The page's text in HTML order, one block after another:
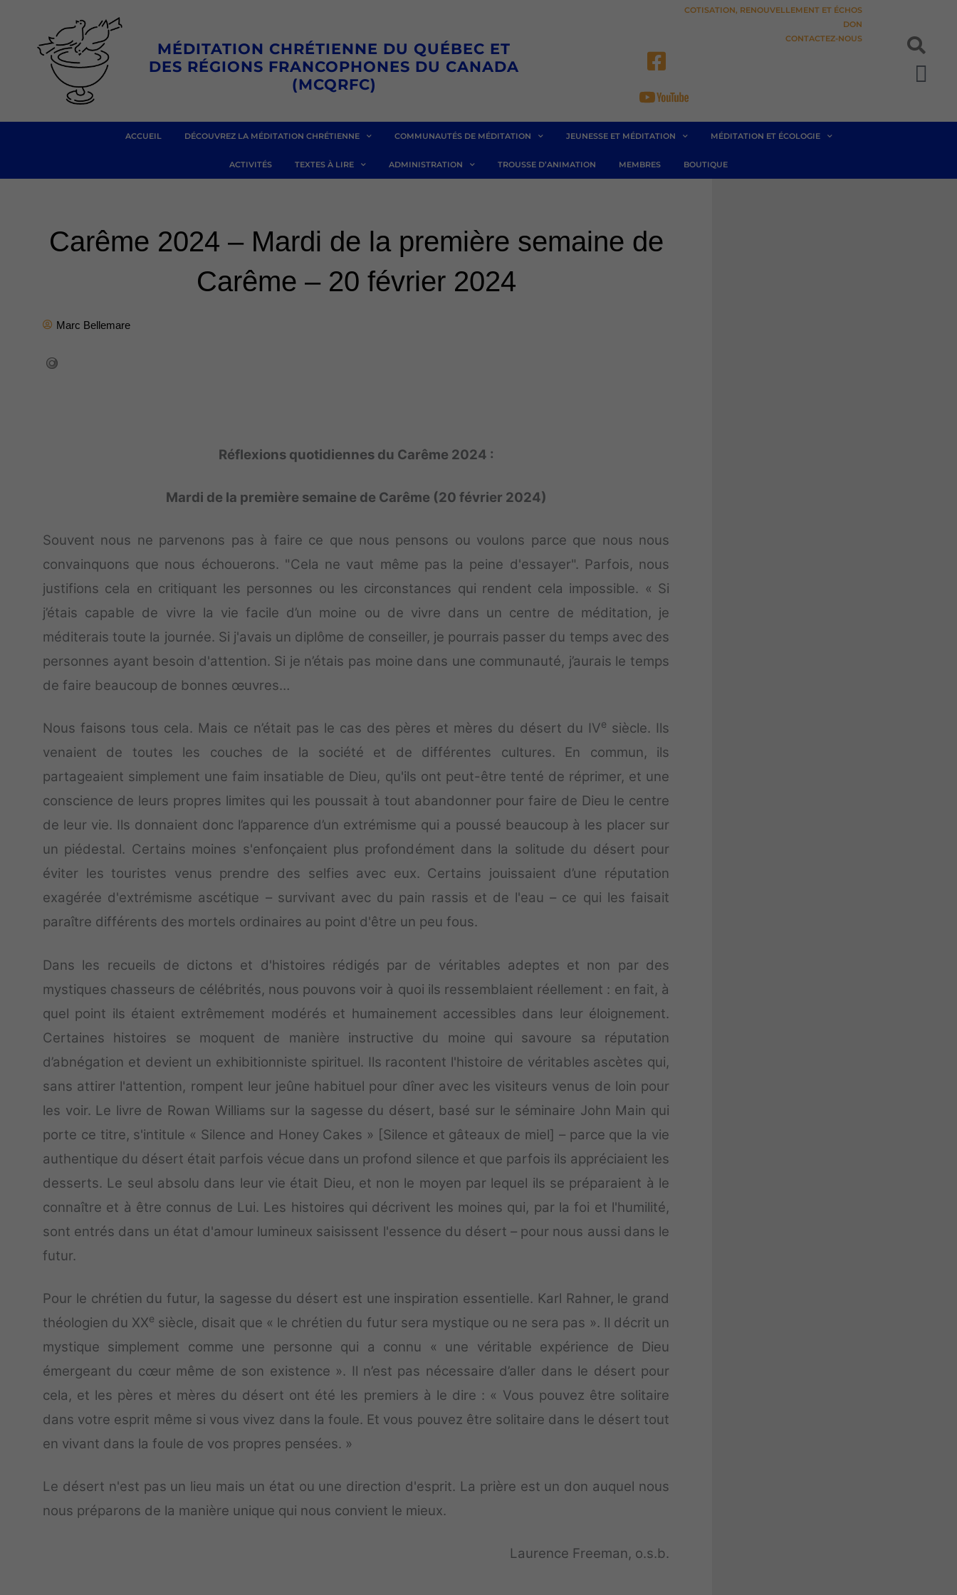
contenu
MÉDITATION CHRÉTIENNE DU QUÉBEC ET
DES RÉGIONS FRANCOPHONES DU CANADA
(MCQRFC)
COTISATION, RENOUVELLEMENT ET ÉCHOS
DON
CONTACTEZ-NOUS
ACCUEIL DÉCOUVREZ LA MÉDITATION CHRÉTIENNE COMMUNAUTÉS DE MÉDITATION JEUNESSE ET MÉDITATION MÉDITATION ET ÉCOLOGIE
ACTIVITÉS TEXTES À LIRE ADMINISTRATION TROUSSE D’ANIMATION MEMBRES BOUTIQUE
Carême 2024 – Mardi de la première semaine de
Carême – 20 février 2024
Marc Bellemare
Réflexions quotidiennes du Carême 2024 :
Mardi de la première semaine de Carême (20 février 2024)
Souvent nous ne parvenons pas à faire ce que nous pensons ou voulons parce que nous nous
convainquons que nous échouerons. "Cela ne vaut même pas la peine d'essayer". Parfois, nous
justifions cela en critiquant les personnes ou les circonstances qui rendent cela impossible. « Si
j’étais capable de vivre la vie facile d’un moine ou de vivre dans un centre de méditation, je
méditerais toute la journée. Si j'avais un diplôme de conseiller, je pourrais passer du temps avec des
personnes ayant besoin d'attention. Si je n’étais pas moine dans une communauté, j’aurais le temps
de faire beaucoup de bonnes œuvres…
Nous faisons tous cela. Mais ce n’était pas le cas des pères et mères du désert du IVe siècle. Ils
venaient de toutes les couches de la société et de différentes cultures. En commun, ils
partageaient simplement une faim insatiable de Dieu, qu'ils ont peut-être tenté de réprimer, et une
conscience de leurs propres limites qui les poussait à tout abandonner pour faire de Dieu le centre
de leur vie. Ils donnaient donc l’apparence d’un extrémisme qui a poussé beaucoup à les placer sur
un piédestal. Certains moines s'enfonçaient plus profondément dans la solitude du désert pour
éviter les touristes venus prendre des selfies avec eux. Certains jouissaient d’une réputation
exagérée d'extrémisme ascétique – survivant avec du pain rassis et de l'eau – ce qui les faisait
paraître différents des mortels ordinaires au point d'être un peu fous.
Dans les recueils de dictons et d'histoires rédigés par de véritables adeptes et non par des
mystiques chasseurs de célébrités, nous pouvons voir à quoi ils ressemblaient réellement : en fait, à
quel point ils étaient extrêmement modérés et humainement accessibles dans leur éloignement.
Certaines histoires se moquent de manière instructive du moine qui savoure sa réputation
d’abnégation et devient un exhibitionniste spirituel. Ils racontent l'histoire de véritables ascètes qui,
sans attirer l'attention, rompent leur jeûne habituel pour dîner avec les visiteurs venus de loin pour
les voir. Le livre de Rowan Williams sur la sagesse du désert, basé sur le séminaire John Main qui
porte ce titre, s'intitule « Silence and Honey Cakes » [Silence et gâteaux de miel] – parce que la vie
authentique du désert était parfois vécue dans un profond silence et que parfois ils appréciaient les
desserts. Le seul absolu dans leur vie était Dieu, et non le moyen par lequel ils se préparaient à le
connaître et à être connus de Lui. Les histoires qui décrivent les moines qui, par la foi et l'humilité,
sont entrés dans un état d'amour lumineux saisissent l'essence du désert – pour nous aussi dans le
futur.
Pour le chrétien du futur, la sagesse du désert est une inspiration essentielle. Karl Rahner, le grand
théologien du XXe siècle, disait que « le chrétien du futur sera mystique ou ne sera pas ». Il décrit un
mystique simplement comme une personne qui a connu « une véritable expérience de Dieu
émergeant du cœur même de son existence ». Il n’est pas nécessaire d’aller dans le désert pour
cela, et les pères et mères du désert ont été les premiers à le dire : « Vous pouvez être solitaire
dans votre esprit même si vous vivez dans la foule. Et vous pouvez être solitaire dans le désert tout
en vivant dans la foule de vos propres pensées. »
Le désert n'est pas un lieu mais un état ou une direction d'esprit. La prière est un don auquel nous
nous préparons de la manière unique qui nous convient le mieux.
Laurence Freeman, o.s.b.